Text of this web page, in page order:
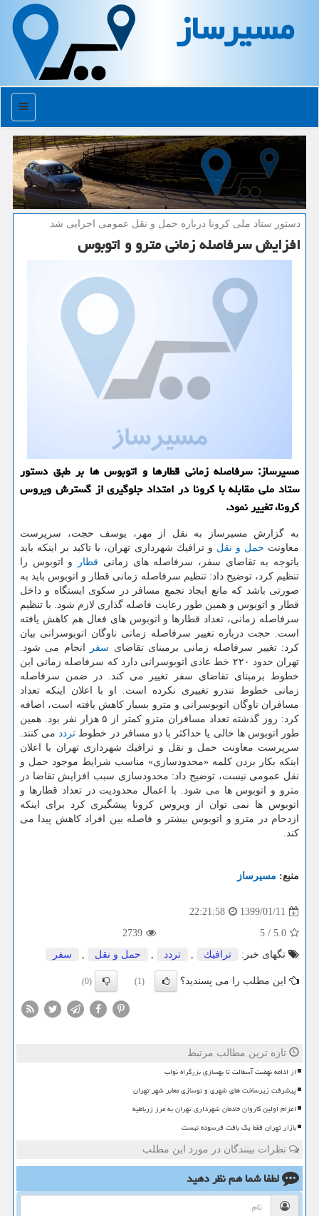
مسیرساز
منو
دستور ستاد ملی كرونا درباره حمل و نقل عمومی اجرایی شد
افزایش سرفاصله زمانی مترو و اتوبوس
مسیرساز: سرفاصله زمانی قطارها و اتوبوس ها بر طبق دستور
ستاد ملی مقابله با كرونا در امتداد جلوگیری از گسترش ویروس
كرونا، تغییر نمود.
به گزارش مسیرساز به نقل از مهر، یوسف حجت، سرپرست
معاونت حمل و نقل و ترافیك شهرداری تهران، با تاكید بر اینكه باید
باتوجه به تقاضای سفر، سرفاصله های زمانی قطار
و اتوبوس را
تنظیم كرد، توضیح داد: تنظیم سرفاصله زمانی قطار و اتوبوس باید به
صورتی باشد كه مانع ایجاد تجمع مسافر در سكوی ایستگاه و داخل
قطار و اتوبوس و همین طور رعایت فاصله گذاری لازم شود. با تنظیم
سرفاصله زمانی، تعداد قطارها و اتوبوس های فعال هم كاهش یافته
است. حجت درباره تغییر سرفاصله زمانی ناوگان اتوبوسرانی بیان
كرد: تغییر سرفاصله زمانی برمبنای تقاضای سفر
انجام می شود.
تهران حدود ۲۲۰ خط عادی اتوبوسرانی دارد كه سرفاصله زمانی این
خطوط برمبنای تقاضای سفر تغییر می كند. در ضمن سرفاصله
زمانی خطوط تندرو تغییری نكرده است. او با اعلان اینكه تعداد
مسافران ناوگان اتوبوسرانی و مترو بسیار كاهش یافته است، اضافه
كرد: روز گذشته تعداد مسافران مترو كمتر از ۵ هزار نفر بود. همین
طور اتوبوس ها خالی یا حداكثر با دو مسافر در خطوط تردد می كنند.
سرپرست معاونت حمل و نقل و ترافیك شهرداری تهران با اعلان
اینكه بكار بردن كلمه «محدودسازی» مناسب شرایط موجود حمل و
نقل عمومی نیست، توضیح داد: محدودسازی سبب افزایش تقاضا در
مترو و اتوبوس ها می شود. با اعمال محدودیت در تعداد قطارها و
اتوبوس ها نمی توان از ویروس كرونا پیشگیری كرد برای اینكه
ازدحام در مترو و اتوبوس بیشتر و فاصله بین افراد كاهش پیدا می
كند.
منبع: مسیرساز
1399/01/11
22:21:58
5.0
/
5
2739
تگهای خبر:
ترافیك , تردد , حمل و نقل , سفر
این مطلب را می پسندید؟ (1)
(0)
تازه ترین مطالب مرتبط
از ادامه نهضت آسفالت تا بهسازی بزرگراه نواب
پیشرفت زیرساخت های شهری و نوسازی معابر شهر تهران
اعزام اولین کاروان خادمان شهرداری تهران به مرز زرباطیه
بازار تهران فقط یک بافت فرسوده نیست
نظرات بینندگان در مورد این مطلب
لطفا شما همنظر دهید